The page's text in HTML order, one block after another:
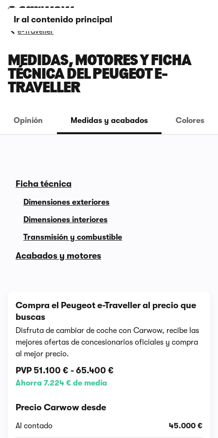
Ir al contenido principal
e-Traveller
MEDIDAS, MOTORES Y FICHA
TÉCNICA DEL PEUGEOT E-
TRAVELLER
Opinión Medidas y acabados Colores
Ficha técnica
Dimensiones exteriores
Dimensiones interiores
Transmisión y combustible
Acabados y motores
Compra el Peugeot e-Traveller al precio que
buscas
Disfruta de cambiar de coche con Carwow, recibe las
mejores ofertas de concesionarios oficiales y compra
al mejor precio.
PVP 51.100 € - 65.400 €
Ahorra 7.224 € de media
Precio Carwow desde
Al contado 45.000 €